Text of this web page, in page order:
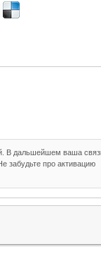
В дальшейшем ваша
забудьте про активацию